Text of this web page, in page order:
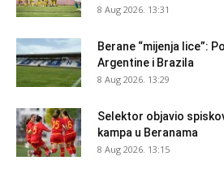
8 Aug 2026. 13:31
Berane “mijenja lice”:
Argentine i Brazila
8 Aug 2026. 13:29
Selektor objavio
kampa u Beranama
8 Aug 2026. 13:15